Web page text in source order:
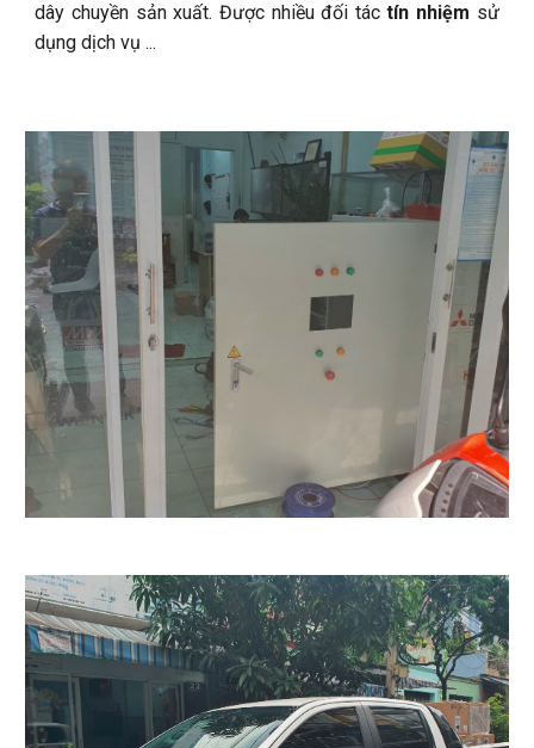
dây chuyền sản xuất. Được nhiều đối táctín nhiệm sử
dụng dịch vụ ...